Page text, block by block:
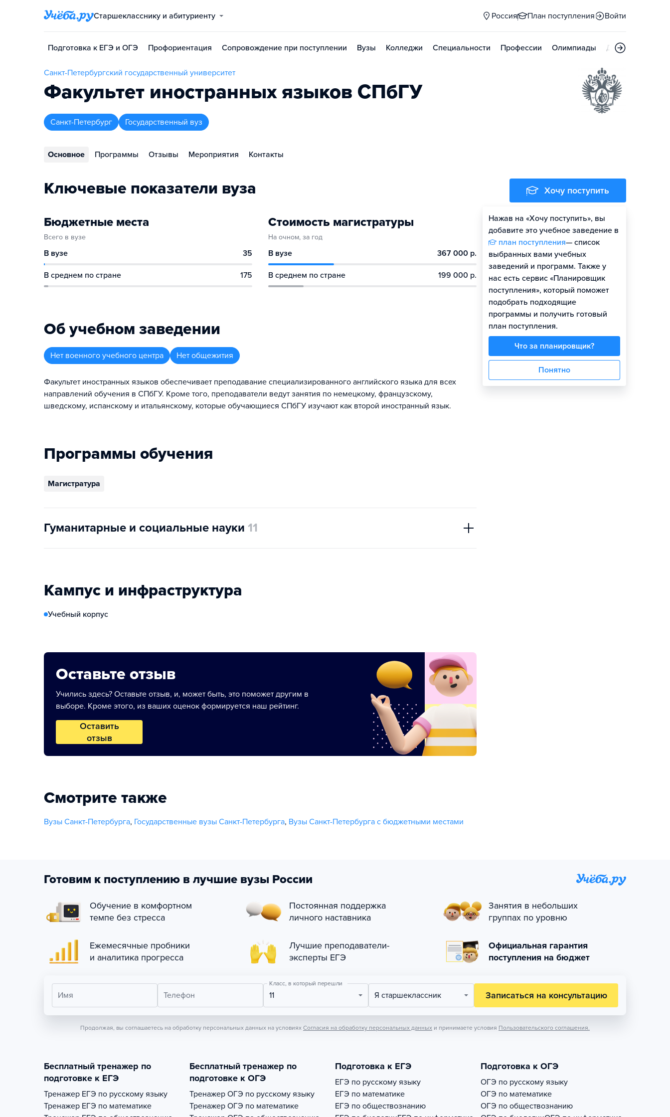
Старшекласснику и абитуриенту Россия План поступления Войти
Подготовка к ЕГЭ и ОГЭ Профориентация Сопровождение при поступлении Вузы Колледжи Специальности Профессии Олимпиады Дни открытых
Санкт-Петербургский государственный университет
Факультет иностранных языков СПбГУ
Санкт-Петербург Государственный вуз
Основное Программы Отзывы Мероприятия Контакты
Ключевые показатели вуза
Бюджетные места
Всего в вузе
В вузе 35
В среднем по стране 175
Стоимость магистратуры
На очном, за год
В вузе 367 000 р.
В среднем по стране 199 000 р.
Об учебном заведении
Нет военного учебного центра Нет общежития
Факультет иностранных языков обеспечивает преподавание специализированного английского языка для всех
направлений обучения в СПбГУ. Кроме того, преподаватели ведут занятия по немецкому, французскому,
шведскому, испанскому и итальянскому, которые обучающиеся СПбГУ изучают как второй иностранный язык.
Программы обучения
Магистратура
Гуманитарные и социальные науки 11
Кампус и инфраструктура
Учебный корпус
Оставьте отзыв
Учились здесь? Оставьте отзыв, и, может быть, это поможет другим в
выборе. Кроме этого, из ваших оценок формируется наш рейтинг.
Оставить
отзыв
Смотрите также
Вузы Санкт-Петербурга, Государственные вузы Санкт-Петербурга, Вузы Санкт-Петербурга с бюджетными местами
Хочу поступить
Нажав на «Хочу поступить», вы
добавите это учебное заведение в
план поступления— список
выбранных вами учебных
заведений и программ. Также у
нас есть сервис «Планировщик
поступления», который поможет
подобрать подходящие
программы и получить готовый
план поступления.
Что за планировщик?
Понятно
Оценить шансы
Гайд по поступлению
Готовим к поступлению в лучшие вузы России
Обучение в комфортном
темпе без стресса
Постоянная поддержка
личного наставника
Занятия в небольших
группах по уровню
Ежемесячные пробники
и аналитика прогресса
Лучшие преподаватели-
эксперты ЕГЭ
Официальная гарантия
поступления на бюджет
Имя Телефон
Класс, в который перешли
11 Я старшеклассник Записаться на консультацию
Продолжая, вы соглашаетесь на обработку персональных данных на условиях Согласия на обработку персональных данных и принимаете условия Пользовательского соглашения.
Бесплатный тренажер по
подготовке к ЕГЭ
Тренажер ЕГЭ по русскому языку
Тренажер ЕГЭ по математике
Бесплатный тренажер по
подготовке к ОГЭ
Тренажер ОГЭ по русскому языку
Тренажер ОГЭ по математике
Подготовка к ЕГЭ
ЕГЭ по русскому языку
ЕГЭ по математике
ЕГЭ по обществознанию
Подготовка к ОГЭ
ОГЭ по русскому языку
ОГЭ по математике
ОГЭ по обществознанию